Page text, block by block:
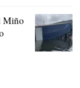
Miño